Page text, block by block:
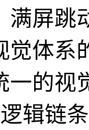
满屏跳
觉体系
一的视
辑链